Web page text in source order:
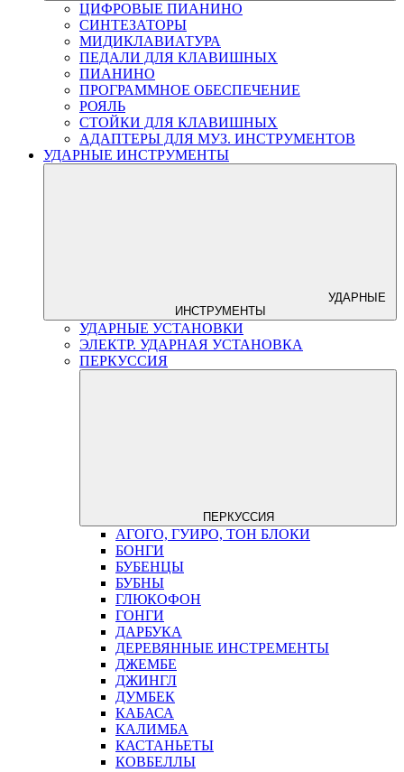
ЦИФРОВЫЕ ПИАНИНО
СИНТЕЗАТОРЫ
МИДИКЛАВИАТУРА
ПЕДАЛИ ДЛЯ КЛАВИШНЫХ
ПИАНИНО
ПРОГРАММНОЕ ОБЕСПЕЧЕНИЕ
РОЯЛЬ
СТОЙКИ ДЛЯ КЛАВИШНЫХ
АДАПТЕРЫ ДЛЯ МУЗ. ИНСТРУМЕНТОВ
УДАРНЫЕ ИНСТРУМЕНТЫ
УДАРНЫЕ
ИНСТРУМЕНТЫ
УДАРНЫЕ УСТАНОВКИ
ЭЛЕКТР. УДАРНАЯ УСТАНОВКА
ПЕРКУССИЯ
ПЕРКУССИЯ
АГОГО, ГУИРО, ТОН БЛОКИ
БОНГИ
БУБЕНЦЫ
БУБНЫ
ГЛЮКОФОН
ГОНГИ
ДАРБУКА
ДЕРЕВЯННЫЕ ИНСТРЕМЕНТЫ
ДЖЕМБЕ
ДЖИНГЛ
ДУМБЕК
КАБАСА
КАЛИМБА
КАСТАНЬЕТЫ
КОВБЕЛЛЫ